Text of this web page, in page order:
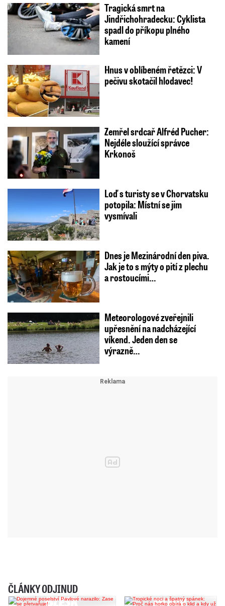
Tragická smrt na
Jindřichohradecku: Cyklista
spadl do příkopu plného
kamení
Hnus v oblíbeném řetězci: V
pečivu skotačil hlodavec!
Zemřel srdcař Alfréd Pucher:
Nejdéle sloužící správce
Krkonoš
Loď s turisty se v Chorvatsku
potopila: Místní se jim
vysmívali
Dnes je Mezinárodní den piva.
Jak je to s mýty o pití z plechu
a rostoucími…
Meteorologové zveřejnili
upřesnění na nadcházející
víkend. Jeden den se
výrazně…
ČLÁNKY ODJINUD